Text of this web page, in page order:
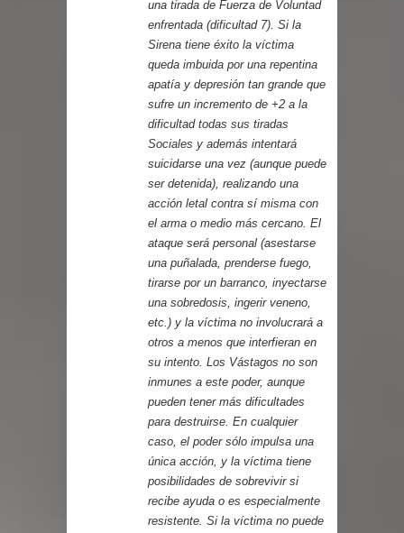
una tirada de Fuerza de Voluntad
enfrentada (dificultad 7). Si la
Sirena tiene éxito la víctima
queda imbuida por una repentina
apatía y depresión tan grande que
sufre un incremento de +2 a la
dificultad todas sus tiradas
Sociales y además intentará
suicidarse una vez (aunque puede
ser detenida), realizando una
acción letal contra sí misma con
el arma o medio más cercano. El
ataque será personal (asestarse
una puñalada, prenderse fuego,
tirarse por un barranco, inyectarse
una sobredosis, ingerir veneno,
etc.) y la víctima no involucrará a
otros a menos que interfieran en
su intento. Los Vástagos no son
inmunes a este poder, aunque
pueden tener más dificultades
para destruirse. En cualquier
caso, el poder sólo impulsa una
única acción, y la víctima tiene
posibilidades de sobrevivir si
recibe ayuda o es especialmente
resistente. Si la víctima no puede